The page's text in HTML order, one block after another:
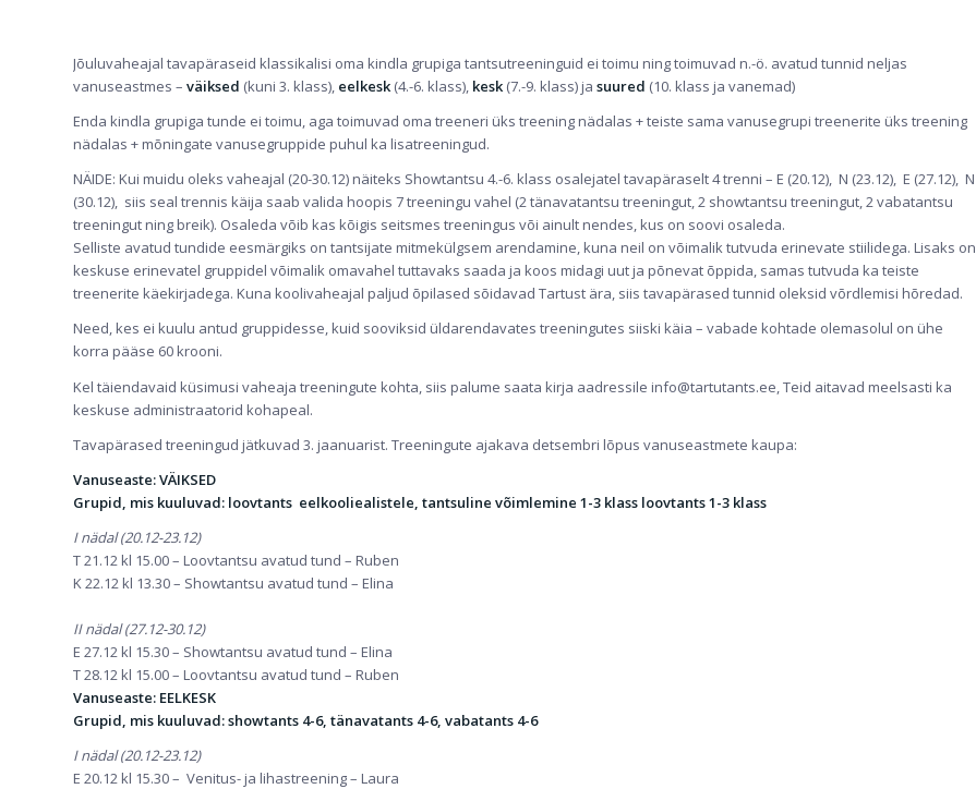
Jõuluvaheajal tavapäraseid klassikalisi oma kindla grupiga tantsutreeninguid ei toimu ning toimuvad n.-ö. avatud tunnid neljas
vanuseastmes – väiksed (kuni 3. klass), eelkesk(4.-6. klass), kesk(7.-9. klass) ja suured (10. klass ja vanemad)
Enda kindla grupiga tunde ei toimu, aga toimuvad oma treeneri üks treening nädalas + teiste sama vanusegrupi treenerite üks treening
nädalas + mõningate vanusegruppide puhul ka lisatreeningud.
NÄIDE: Kui muidu oleks vaheajal (20-30.12) näiteks Showtantsu 4.-6. klass osalejatel tavapäraselt 4 trenni – E (20.12), N (23.12), E (27.12), N
(30.12), siis seal trennis käija saab valida hoopis 7 treeningu vahel (2 tänavatantsu treeningut, 2 showtantsu treeningut, 2 vabatantsu
treeningut ning breik). Osaleda võib kas kõigis seitsmes treeningus või ainult nendes, kus on soovi osaleda.
Selliste avatud tundide eesmärgiks on tantsijate mitmekülgsem arendamine, kuna neil on võimalik tutvuda erinevate stiilidega. Lisaks on
keskuse erinevatel gruppidel võimalik omavahel tuttavaks saada ja koos midagi uut ja põnevat õppida, samas tutvuda ka teiste
treenerite käekirjadega. Kuna koolivaheajal paljud õpilased sõidavad Tartust ära, siis tavapärased tunnid oleksid võrdlemisi hõredad.
Need, kes ei kuulu antud gruppidesse, kuid sooviksid üldarendavates treeningutes siiski käia – vabade kohtade olemasolul on ühe
korra pääse 60 krooni.
Kel täiendavaid küsimusi vaheaja treeningute kohta, siis palume saata kirja aadressile info@tartutants.ee, Teid aitavad meelsasti ka
keskuse administraatorid kohapeal.
Tavapärased treeningud jätkuvad 3. jaanuarist. Treeningute ajakava detsembri lõpus vanuseastmete kaupa:
Vanuseaste: VÄIKSED
Grupid, mis kuuluvad: loovtants eelkooliealistele, tantsuline võimlemine 1-3 klass loovtants 1-3 klass
I nädal (20.12-23.12)
T 21.12 kl 15.00 – Loovtantsu avatud tund – Ruben
K 22.12 kl 13.30 – Showtantsu avatud tund – Elina
II nädal (27.12-30.12)
E 27.12 kl 15.30 – Showtantsu avatud tund – Elina
T 28.12 kl 15.00 – Loovtantsu avatud tund – Ruben
Vanuseaste: EELKESK
Grupid, mis kuuluvad: showtants 4-6, tänavatants 4-6, vabatants 4-6
I nädal (20.12-23.12)
E 20.12 kl 15.30 – Venitus- ja lihastreening – Laura